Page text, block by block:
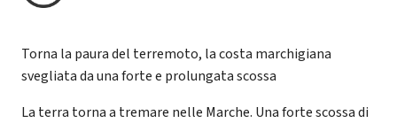
Torna la paura del terremoto, la costa marchigiana
svegliata da una forte e prolungata scossa
La terra torna a tremare nelle Marche. Una forte scossa di